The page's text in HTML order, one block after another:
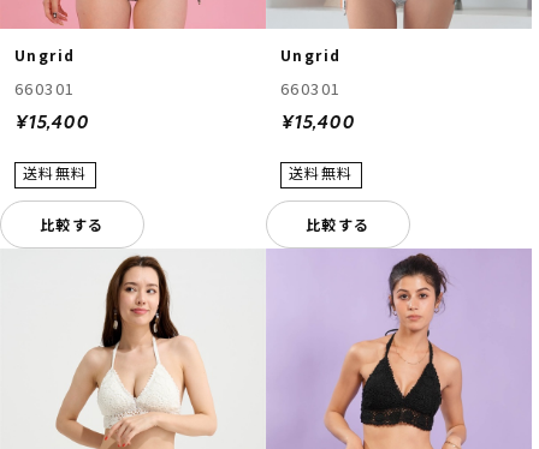
Ungrid
660301
¥15,400
比較する
Ungrid
660301
¥15,400
比較する